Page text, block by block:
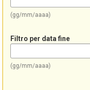
(gg/mm/aaaa)
Filtro per data fine
(gg/mm/aaaa)